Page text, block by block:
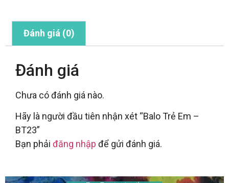
Đánh giá (0)
Đánh giá
Chưa có đánh giá nào.
Hãy là người đầu tiên nhận xét “Balo Trẻ Em –
BT23”
Bạn phải đăng nhập để gửi đánh giá.